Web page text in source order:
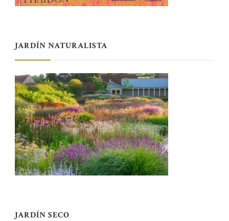
JARDÍN NATURALISTA
JARDÍN SECO